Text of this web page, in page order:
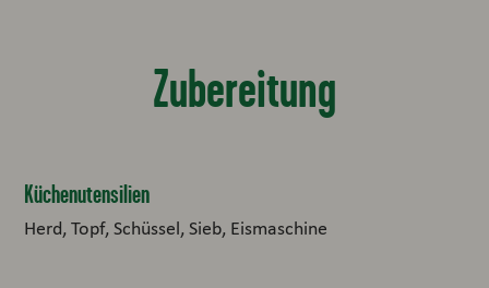
Zubereitung
Küchenutensilien
Herd, Topf, Schüssel, Sieb, Eismaschine